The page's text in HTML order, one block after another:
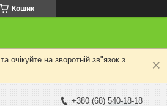
Кошик
на зворотній зв"язок з
+380 (68) 540-18-18